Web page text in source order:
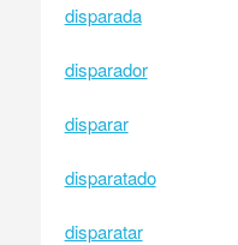
disparada
disparador
disparar
disparatado
disparatar